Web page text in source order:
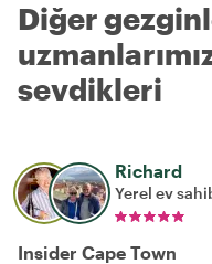
Diğer
sevdikleri
Richard
Yerel ev
Insider Cape Town